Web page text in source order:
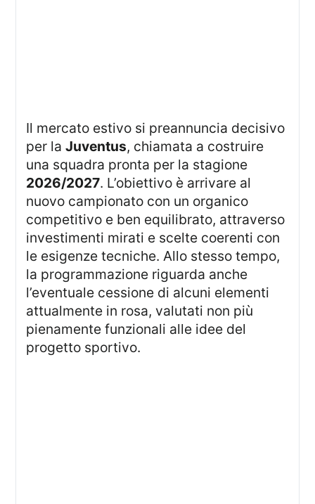
Il mercato estivo si preannuncia decisivo
per laJuventus, chiamata a costruire
una squadra pronta per la stagione
2026/2027. L’obiettivo è arrivare al
nuovo campionato con un organico
competitivo e ben equilibrato, attraverso
investimenti mirati e scelte coerenti con
le esigenze tecniche. Allo stesso tempo,
la programmazione riguarda anche
l’eventuale cessione di alcuni elementi
attualmente in rosa, valutati non più
pienamente funzionali alle idee del
progetto sportivo.